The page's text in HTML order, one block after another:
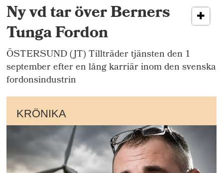
Ny vd tar över Berners
Tunga Fordon
ÖSTERSUND (JT) Tillträder tjänsten den 1
september efter en lång karriär inom den svenska
fordonsindustrin
KRÖNIKA